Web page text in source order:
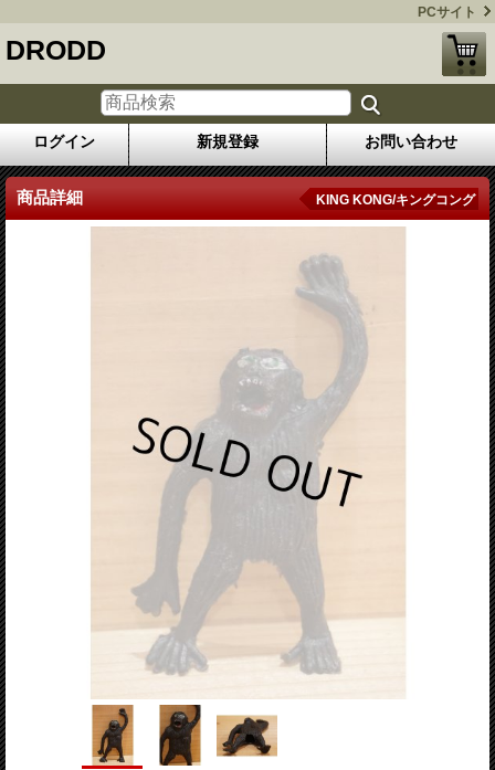
PCサイト
DRODD
ログイン 新規登録 お問い合わせ
商品詳細 KING KONG/キングコング